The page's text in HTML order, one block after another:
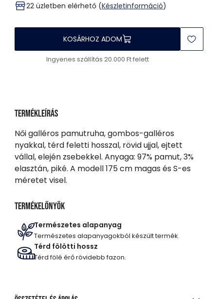
22 üzletben elérhető (Készletinformáció)
KOSÁRHOZ ADOM
Ingyenes szállítás 20.000 Ft felett
Termékleírás
Női galléros pamutruha, gombos-galléros
nyakkal, térd feletti hosszal, rövid ujjal, ejtett
vállal, elején zsebekkel. Anyaga: 97% pamut, 3%
elasztán, piké. A modell 175 cm magas és S-es
méretet visel.
Termékelőnyök
Természetes alapanyag
Természetes alapanyagokból készült termék.
Térd fölötti hossz
Térd fölé érő rövidebb fazon.